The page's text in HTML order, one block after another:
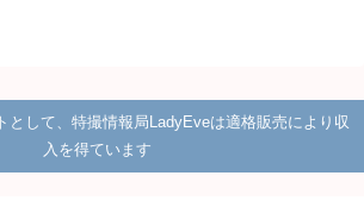
として、特撮情報局LadyEveは適格販売により収
入を得ています